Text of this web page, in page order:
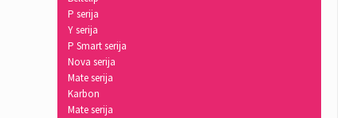
P serija
Y serija
P Smart serija
Nova serija
Mate serija
Karbon
Mate serija